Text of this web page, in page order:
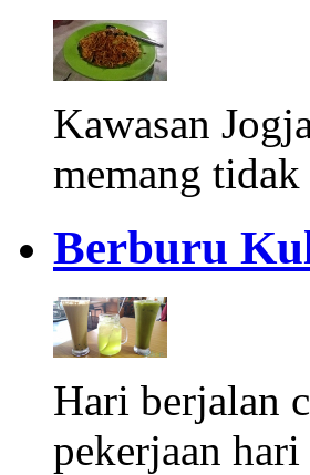
Kawasan
memang
Berburu
Hari berjalan
pekerjaan